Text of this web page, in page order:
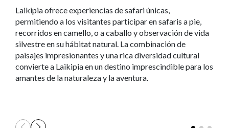
Laikipia ofrece experiencias de safari únicas,
permitiendo a los visitantes participar en safaris a pie,
recorridos en camello, o a caballo y observación de vida
silvestre en su hábitat natural. La combinación de
paisajes impresionantes y una rica diversidad cultural
convierte a Laikipia en un destino imprescindible para los
amantes de la naturaleza y la aventura.